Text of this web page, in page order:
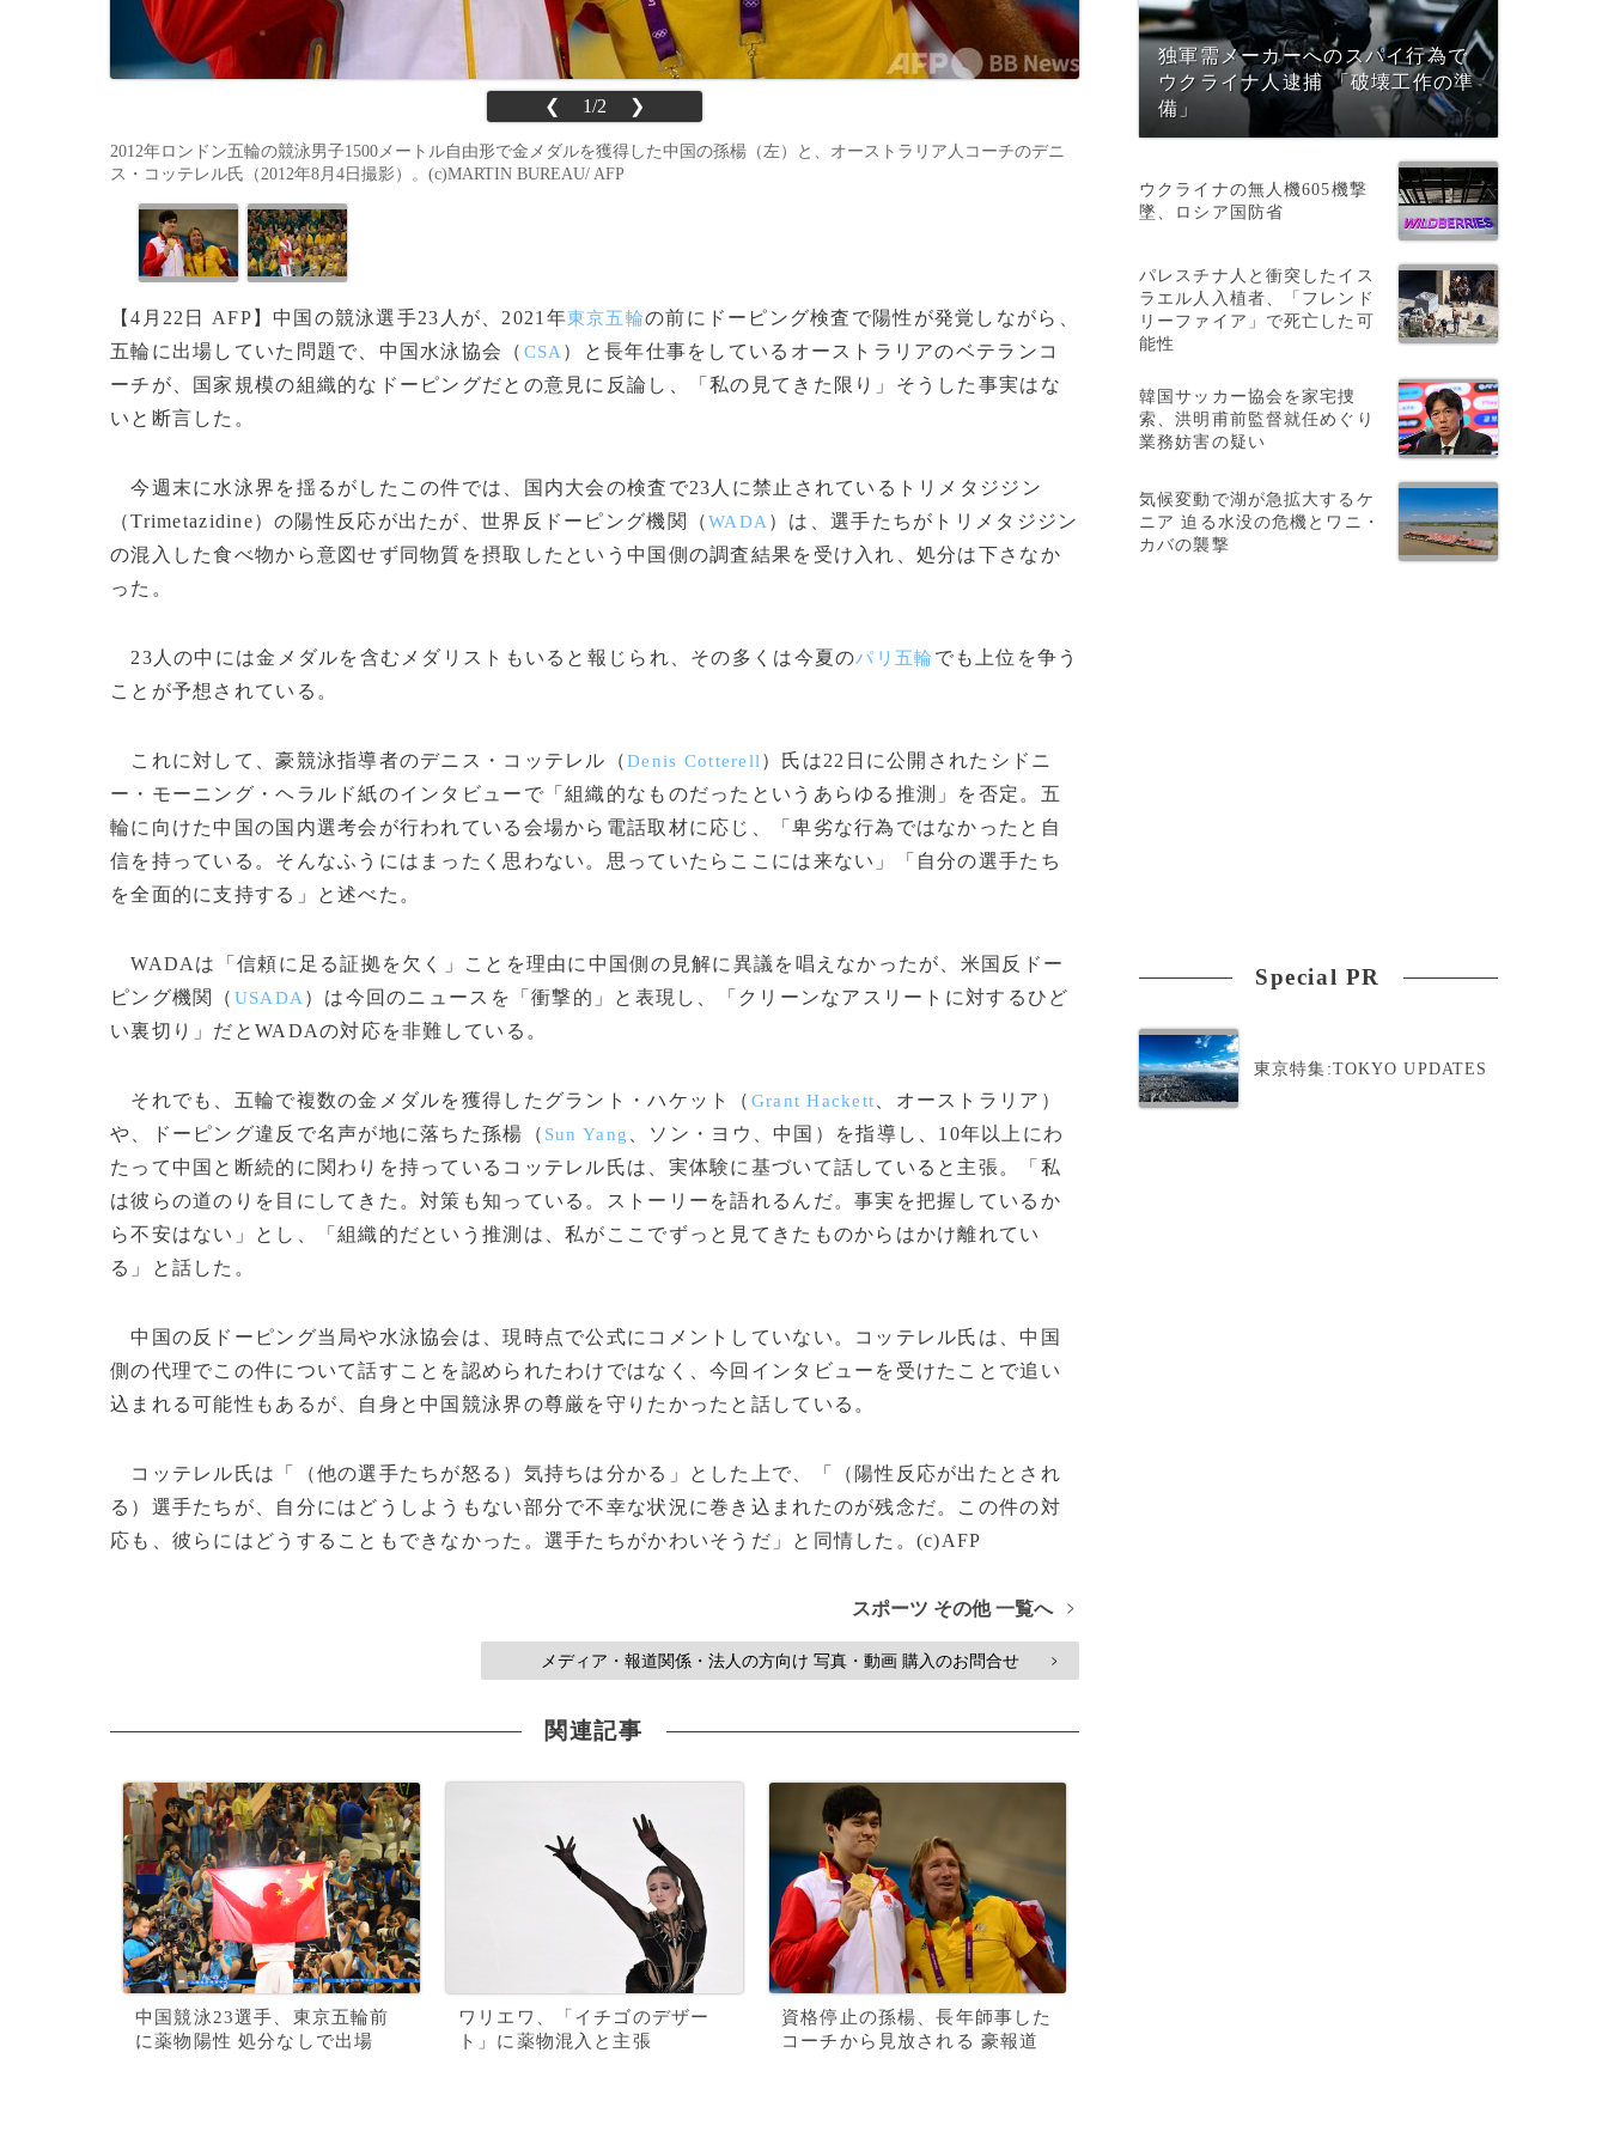
❮ 1/2 ❯
2012年ロンドン五輪の競泳男子1500メートル自由形で金メダルを獲得した中国の孫楊（左）と、オーストラリア人コーチのデニ
ス・コッテレル氏（2012年8月4日撮影）。(c)MARTIN BUREAU/ AFP
【4月22日 AFP】中国の競泳選手23人が、2021年東京五輪の前にドーピング検査で陽性が発覚しながら、
五輪に出場していた問題で、中国水泳協会（ CSA ）と長年仕事をしているオーストラリアのベテランコ
ーチが、国家規模の組織的なドーピングだとの意見に反論し、「私の見てきた限り」そうした事実はな
いと断言した。
今週末に水泳界を揺るがしたこの件では、国内大会の検査で23人に禁止されているトリメタジジン
（Trimetazidine）の陽性反応が出たが、世界反ドーピング機関（WADA ）は、選手たちがトリメタジジン
の混入した食べ物から意図せず同物質を摂取したという中国側の調査結果を受け入れ、処分は下さなか
った。
23人の中には金メダルを含むメダリストもいると報じられ、その多くは今夏のパリ五輪 でも上位を争う
ことが予想されている。
これに対して、豪競泳指導者のデニス・コッテレル（Denis Cotterell ）氏は22日に公開されたシドニ
ー・モーニング・ヘラルド紙のインタビューで「組織的なものだったというあらゆる推測」を否定。五
輪に向けた中国の国内選考会が行われている会場から電話取材に応じ、「卑劣な行為ではなかったと自
信を持っている。そんなふうにはまったく思わない。思っていたらここには来ない」「自分の選手たち
を全面的に支持する」と述べた。
WADAは「信頼に足る証拠を欠く」ことを理由に中国側の見解に異議を唱えなかったが、米国反ドー
ピング機関（ USADA ）は今回のニュースを「衝撃的」と表現し、「クリーンなアスリートに対するひど
い裏切り」だとWADAの対応を非難している。
それでも、五輪で複数の金メダルを獲得したグラント・ハケット（ Grant Hackett
、オーストラリア）
や、ドーピング違反で名声が地に落ちた孫楊（ Sun Yang
、ソン・ヨウ、中国）を指導し、10年以上にわ
たって中国と断続的に関わりを持っているコッテレル氏は、実体験に基づいて話していると主張。「私
は彼らの道のりを目にしてきた。対策も知っている。ストーリーを語れるんだ。事実を把握しているか
ら不安はない」とし、「組織的だという推測は、私がここでずっと見てきたものからはかけ離れてい
る」と話した。
中国の反ドーピング当局や水泳協会は、現時点で公式にコメントしていない。コッテレル氏は、中国
側の代理でこの件について話すことを認められたわけではなく、今回インタビューを受けたことで追い
込まれる可能性もあるが、自身と中国競泳界の尊厳を守りたかったと話している。
コッテレル氏は「（他の選手たちが怒る）気持ちは分かる」とした上で、「（陽性反応が出たとされ
る）選手たちが、自分にはどうしようもない部分で不幸な状況に巻き込まれたのが残念だ。この件の対
応も、彼らにはどうすることもできなかった。選手たちがかわいそうだ」と同情した。(c)AFP
スポーツ その他 一覧へ >
メディア・報道関係・法人の方向け 写真・動画 購入のお問合せ >
関連記事
中国競泳23選手、東京五輪前
に薬物陽性 処分なしで出場
ワリエワ、「イチゴのデザー
ト」に薬物混入と主張
資格停止の孫楊、長年師事した
コーチから見放される 豪報道
独軍需メーカーへのスパイ行為で
ウクライナ人逮捕 「破壊工作の準
備」
ウクライナの無人機605機撃
墜、ロシア国防省
パレスチナ人と衝突したイス
ラエル人入植者、「フレンド
リーファイア」で死亡した可
能性
韓国サッカー協会を家宅捜
索、洪明甫前監督就任めぐり
業務妨害の疑い
気候変動で湖が急拡大するケ
ニア 迫る水没の危機とワニ・
カバの襲撃
Special PR
東京特集:TOKYO UPDATES